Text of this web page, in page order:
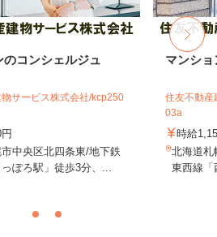
のコンシェルジュ
サービス株式会社/kcp250
中央区北四条東/地下鉄
ぽろ駅」徒歩3分、...
マンシ
住友不動産
03a
時給
北海道札
東西線「